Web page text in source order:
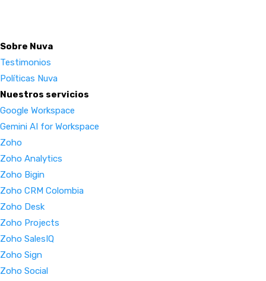
Sobre Nuva
Testimonios
Políticas Nuva
Nuestros servicios
Google Workspace
Gemini AI for Workspace
Zoho
Zoho Analytics
Zoho Bigin
Zoho CRM Colombia
Zoho Desk
Zoho Projects
Zoho SalesIQ
Zoho Sign
Zoho Social